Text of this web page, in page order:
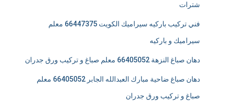
شترات
فني تركيب باركيه سيراميك الكويت 66447375 معلم
سيراميك و باركيه
دهان صباغ النزهة 66405052 معلم صباغ و تركيب ورق جدران
دهان صباغ ضاحية مبارك العبدالله الجابر 66405052 معلم
صباغ و تركيب ورق جدران